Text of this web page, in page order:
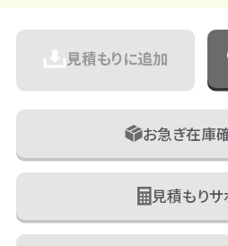
見積もりに追加
お急ぎ在庫
見積もりサ